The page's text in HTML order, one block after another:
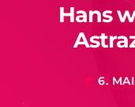
Hans
today 6.